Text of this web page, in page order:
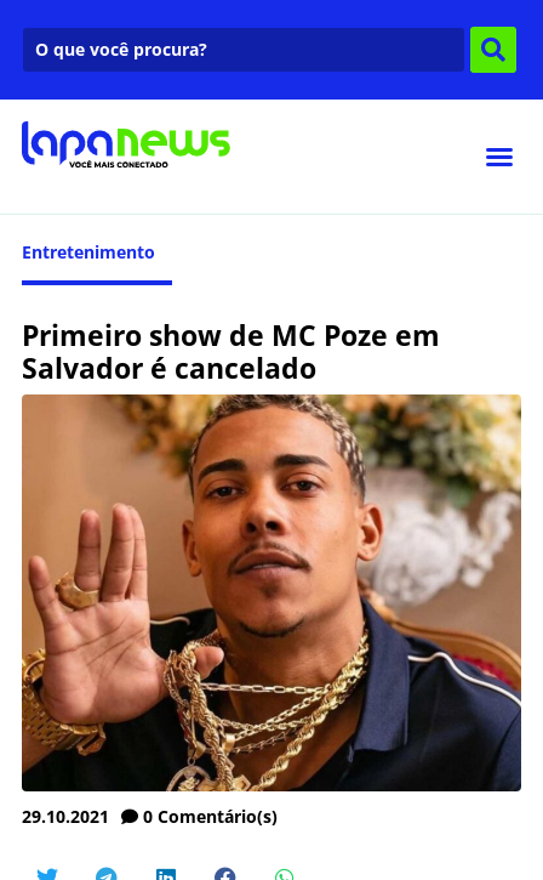
Entretenimento
Primeiro show de MC Poze em
Salvador é cancelado
29.10.2021 0 Comentário(s)